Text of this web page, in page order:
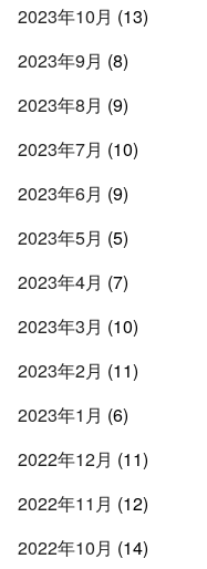
2023年10月 (13)
2023年9月 (8)
2023年8月 (9)
2023年7月 (10)
2023年6月 (9)
2023年5月 (5)
2023年4月 (7)
2023年3月 (10)
2023年2月 (11)
2023年1月 (6)
2022年12月 (11)
2022年11月 (12)
2022年10月 (14)